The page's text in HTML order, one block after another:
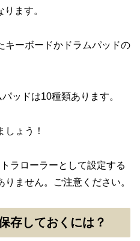
ます。
キーボードかドラムパッドの
ッドは10種類あります。
しょう！
ラローラーとして設定する
ません。ご注意ください。
存しておくには？